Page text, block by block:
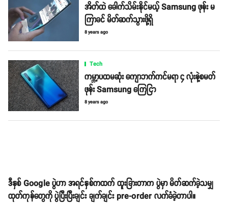
အိတ်ထဲ ခေါက်သိမ်းနိုင်မယ့် Samsung ဖုန်း မ
ကြာခင် မိတ်ဆက်သွားဖို့ရှိ
8 years ago
Tech
ကမ္ဘာ့ပထမဆုံး ကျောဘက်ကင်မရာ ၄ လုံးနဲ့စမတ်
ဖုန်း Samsung ကြေငြာ
8 years ago
ဒီနှစ် Google ပွဲဟာ အရင်နှစ်ကထက် ထူးခြားတာက ပွဲမှာ မိတ်ဆက်ခဲ့သမျှ
ထုတ်ကုန်တွေကို ပွဲပြီးပြီးချင်း ချက်ချင်း pre-order လက်ခံခဲ့တာပါ။